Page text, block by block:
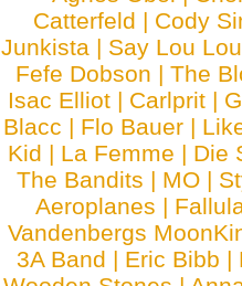
Catterfeld | Cody
Junkista | Say Lou Lou
Fefe Dobson | The
Isac Elliot | Carlprit |
Blacc | Flo Bauer |
Kid | La Femme | Die
The Bandits | MO |
Aeroplanes |
Vandenbergs
3A Band | Eric Bibb |